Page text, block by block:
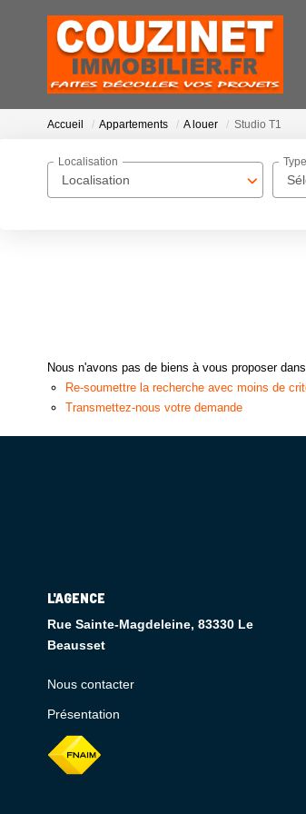
Accueil Appartements A louer Studio T1
Localisation
Localisation
Nous n'avons pas de biens à vous proposer
Re-soumettre la recherche avec moins de
Transmettez-nous votre demande
L'AGENCE
Rue Sainte-Magdeleine, 83330 Le
Beausset
Nous contacter
Présentation